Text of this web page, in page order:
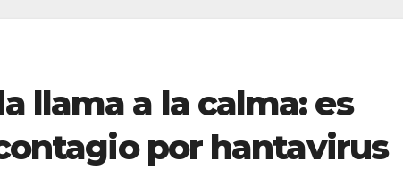
llama a la calma: es
por hantavirus